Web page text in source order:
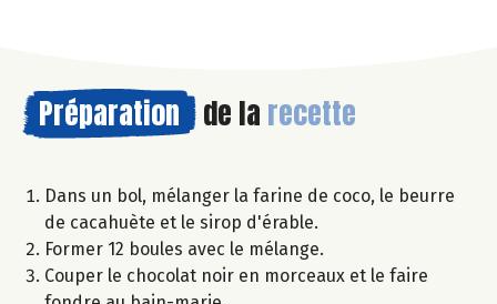
Préparation de la recette
Dans un bol, mélanger la farine de coco, le beurre
de cacahuète et le sirop d'érable.
Former 12 boules avec le mélange.
Couper le chocolat noir en morceaux et le faire